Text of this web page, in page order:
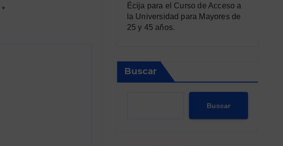
*
Écija para el Curso de Acceso a
la Universidad para Mayores de
25 y 45 años.
Buscar
Buscar